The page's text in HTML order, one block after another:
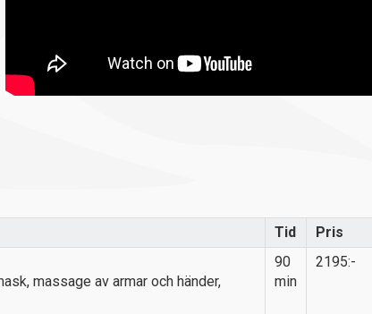
Tid
Pris
massage av armar och händer,
90
min
2195:-